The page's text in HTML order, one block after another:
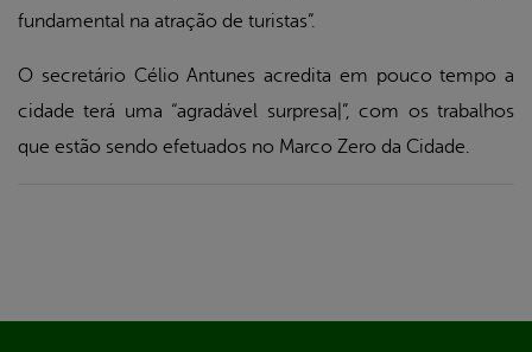
fundamental na atração de turistas”.
O secretário Célio Antunes acredita em pouco tempo a
cidade terá uma “agradável surpresa|”, com os trabalhos
que estão sendo efetuados no Marco Zero da Cidade.